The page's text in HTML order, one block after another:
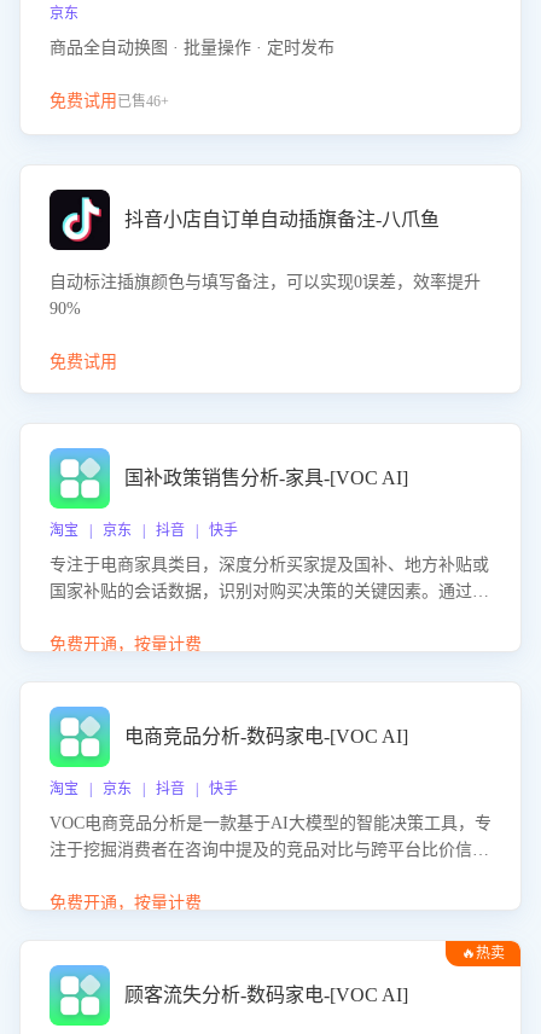
京东
商品全自动换图 · 批量操作 · 定时发布
免费试用 已售46+
抖音小店自订单自动插旗备注-八爪鱼
自动标注插旗颜色与填写备注，可以实现0误差，效率提升
90%
免费试用
国补政策销售分析-家具-[VOC AI]
淘宝 | 京东 | 抖音 | 快手
专注于电商家具类目，深度分析买家提及国补、地方补贴或
国家补贴的会话数据，识别对购买决策的关键因素。通过AI
化策略，助力商家利用国补政策提升GMV。
免费开通，按量计费
电商竞品分析-数码家电-[VOC AI]
淘宝 | 京东 | 抖音 | 快手
VOC电商竞品分析是一款基于AI大模型的智能决策工具，专
注于挖掘消费者在咨询中提及的竞品对比与跨平台比价信
商品信息，进行多维度交叉对比，并分析消费者的比价行
企业优化营销话术、突出产品与服务优势，有效提升咨询转
化率，避免陷入单纯价格竞争，实现精准扬长避短。
免费开通，按量计费
🔥热卖
顾客流失分析-数码家电-[VOC AI]